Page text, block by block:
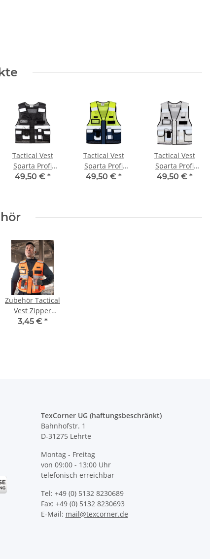
Tactical Vest
Sparta Profi
Einsatz Weste
49,50 € *
Tactical Vest
Sparta Profi
Einsatz Weste
49,50 € *
Tactical Vest
Sparta Profi
Einsatz Weste
49,50 € *
Zubehör Tactical
Vest Zipper
Patch 10x12,5
3,45 € *
2+2 inkl.
S-7XL
YOKO Executive Warnweste
Paramedic Grün mit vielen
Taschen und Reißverschluss
TexCorner UG (haftungsbeschränkt)
Bahnhofstr. 1
D-31275 Lehrte
Montag - Freitag
von 09:00 - 13:00 Uhr
telefonisch erreichbar
Tel: +49 (0) 5132 8230689
Fax: +49 (0) 5132 8230693
E-Mail: mail@texcorner.de